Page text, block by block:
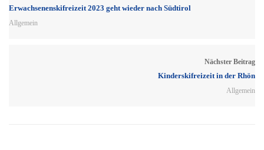
Erwachsenenskifreizeit 2023 geht wieder nach Südtirol
Allgemein
Nächster Beitrag
Kinderskifreizeit in der Rhön
Allgemein